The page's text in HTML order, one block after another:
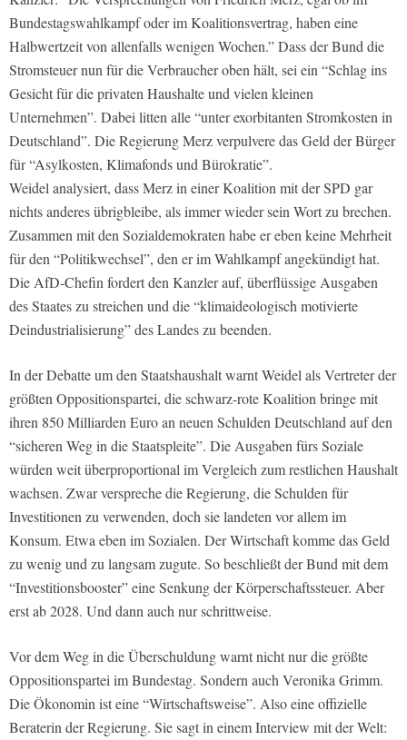
Bundestagswahlkampf oder im Koalitionsvertrag, haben eine
Halbwertzeit von allenfalls wenigen Wochen.” Dass der Bund die
Stromsteuer nun für die Verbraucher oben hält, sei ein “Schlag ins
Gesicht für die privaten Haushalte und vielen kleinen
Unternehmen”. Dabei litten alle “unter exorbitanten Stromkosten in
Deutschland”. Die Regierung Merz verpulvere das Geld der Bürger
für “Asylkosten, Klimafonds und Bürokratie”.
Weidel analysiert, dass Merz in einer Koalition mit der SPD gar
nichts anderes übrigbleibe, als immer wieder sein Wort zu brechen.
Zusammen mit den Sozialdemokraten habe er eben keine Mehrheit
für den “Politikwechsel”, den er im Wahlkampf angekündigt hat.
Die AfD-Chefin fordert den Kanzler auf, überflüssige Ausgaben
des Staates zu streichen und die “klimaideologisch motivierte
Deindustrialisierung” des Landes zu beenden.
In der Debatte um den Staatshaushalt warnt Weidel als Vertreter der
größten Oppositionspartei, die schwarz-rote Koalition bringe mit
ihren 850 Milliarden Euro an neuen Schulden Deutschland auf den
“sicheren Weg in die Staatspleite”. Die Ausgaben fürs Soziale
würden weit überproportional im Vergleich zum restlichen Haushalt
wachsen. Zwar verspreche die Regierung, die Schulden für
Investitionen zu verwenden, doch sie landeten vor allem im
Konsum. Etwa eben im Sozialen. Der Wirtschaft komme das Geld
zu wenig und zu langsam zugute. So beschließt der Bund mit dem
“Investitionsbooster” eine Senkung der Körperschaftssteuer. Aber
erst ab 2028. Und dann auch nur schrittweise.
Vor dem Weg in die Überschuldung warnt nicht nur die größte
Oppositionspartei im Bundestag. Sondern auch Veronika Grimm.
Die Ökonomin ist eine “Wirtschaftsweise”. Also eine offizielle
Beraterin der Regierung. Sie sagt in einem Interview mit der Welt: